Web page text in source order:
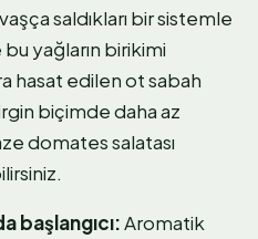
saldıkları bir sistemle
yağların birikimi
hasat edilen ot sabah
biçimde daha az
domates salatası
başlangıcı:Aromatik